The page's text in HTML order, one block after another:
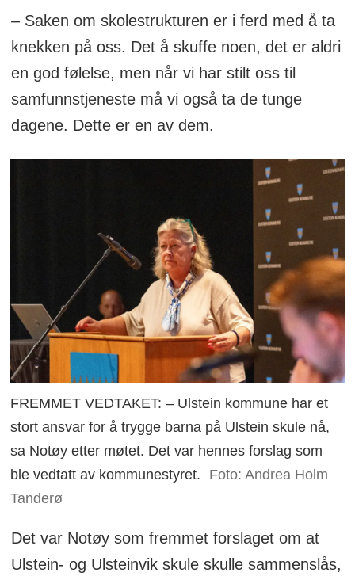
- Stian Skorgen Scheide (H)
- Erlend Eidem (H)
- Stig Ole Borgundvåg (H)
- Mariette Gjerde (H)
- Knut Erik Engh (Frp)
- Alf Johan Antonsen (Frp)
- Aurora Dimmen Bratli (Ap)
- Hanne Notøy (Ap)
- Magne Gurskevik (Ap)
- Marianne Breivik (Ap)
- Arve Eldar Flø (Uavhengig)
– Saken om skolestrukturen er i ferd med å ta
knekken på oss. Det å skuffe noen, det er aldri
en god følelse, men når vi har stilt oss til
samfunnstjeneste må vi også ta de tunge
dagene. Dette er en av dem.
FREMMET VEDTAKET: – Ulstein kommune har et
stort ansvar for å trygge barna på Ulstein skule nå,
sa Notøy etter møtet. Det var hennes forslag som
ble vedtatt av kommunestyret.
Foto: Andrea Holm
Tanderø
Det var Notøy som fremmet forslaget om at
Ulstein- og Ulsteinvik skule skulle sammenslås,